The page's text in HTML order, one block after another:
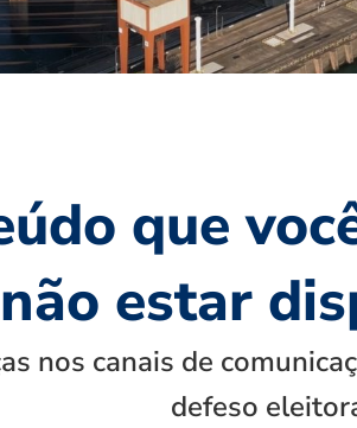
que
não estar
nos canais de
defeso